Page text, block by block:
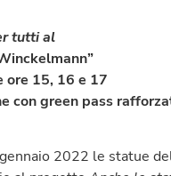
tutti al
ore 15, 16 e 17
con green pass
2022 le statue